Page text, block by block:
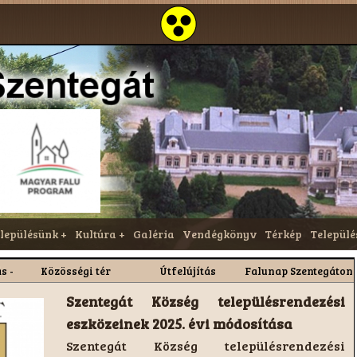
Kultúra Galéria Vendégkönyv Térkép
Időközi választás - jelöltállítással
kapcsolatos információk
A Helyi Választási Iroda közzétette az
-
Közösségi tér
kialakítása
Útfelújítás Falunap Szentegáton